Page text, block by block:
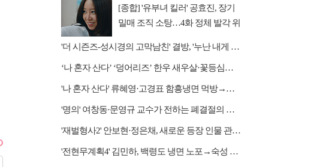
[종합] '유부녀 킬러' 공효진, 장기
밀매 조직 소탕…4화 정체 발각 위
'더 시즌즈-성시경의 고막남친' 결방, '누난 내게 여자야2' 커플 스토리 편성
‘나 혼자 산다’ ‘덩어리즈’ 한우 새우살·꽃등심→멕시칸 화이타&쫄면 등 몸보신 코스
'나 혼자 산다' 류혜영·고경표 함흥냉면 먹방→남산 산책
'명의' 여창동·문영규 교수가 전하는 폐결절의 모든 것
'재벌형사2' 안보현·정은채, 새로운 등장 인물 관계도 본격 전개
'전현무계획4' 김민하, 백령도 냉면 노포→숙성 광어초밥·통 도미찜 맛집 탐방